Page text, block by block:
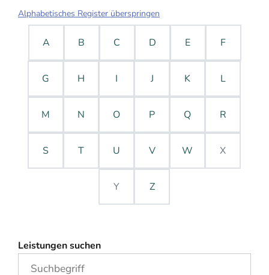
Alphabetisches Register überspringen
A B C D E F
G H I J K L
M N O P Q R
S T U V W X
Y Z
Leistungen suchen